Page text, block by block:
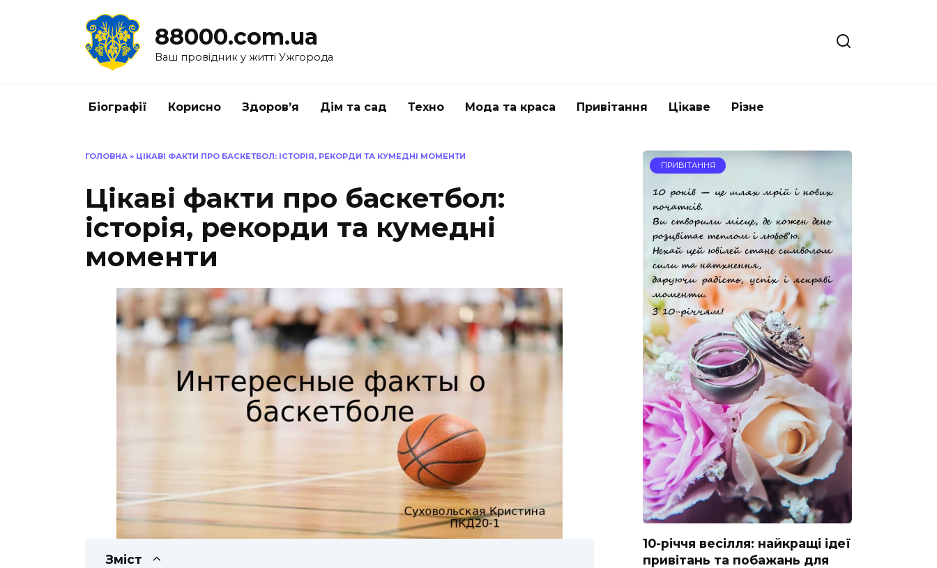
88000.com.ua
Ваш провідник у житті Ужгорода
Біографії Корисно Здоров’я Дім та сад Техно Мода та краса Привітання Цікаве Різне
ГОЛОВНА » ЦІКАВІ ФАКТИ ПРО БАСКЕТБОЛ: ІСТОРІЯ, РЕКОРДИ ТА КУМЕДНІ МОМЕНТИ
Цікаві факти про баскетбол:
історія, рекорди та кумедні
моменти
Зміст
ПРИВІТАННЯ
10-річчя весілля: найкращі ідеї
привітань та побажань для